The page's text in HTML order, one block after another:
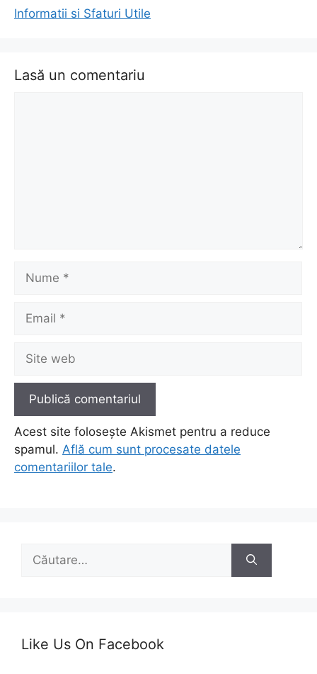
Informatii si Sfaturi Utile
Lasă un comentariu
web
Acest site folosește Akismet pentru a reduce
spamul. Află cum sunt procesate datele
comentariilor tale.
Caută
Like Us On Facebook